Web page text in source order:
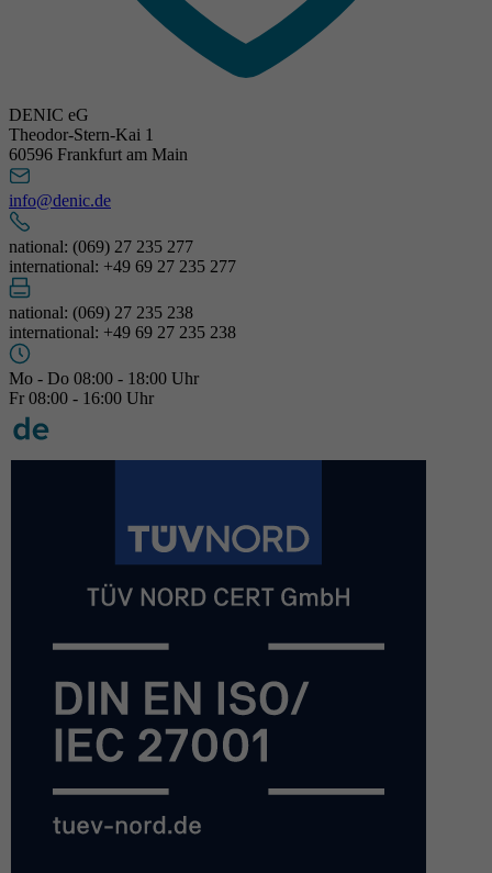
DENIC eG
Theodor-Stern-Kai 1
60596 Frankfurt am Main
info@denic.de
national: (069) 27 235 277
international: +49 69 27 235 277
national: (069) 27 235 238
international: +49 69 27 235 238
Mo - Do 08:00 - 18:00 Uhr
Fr 08:00 - 16:00 Uhr